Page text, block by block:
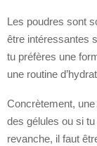
Les poudres sont
être intéressantes
tu préfères une
une routine
Concrètement,
des gélules ou si
revanche, il faut